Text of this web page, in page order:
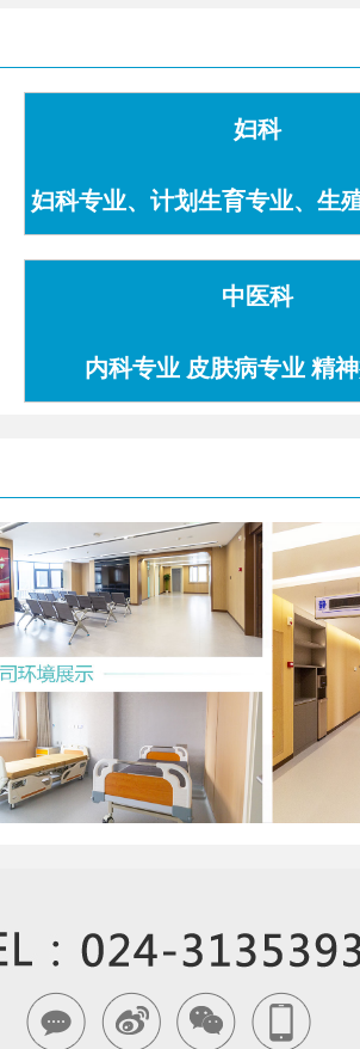
妇科
妇科专业、计划生育专业、生
中医科
内科专业 皮肤病专业 精